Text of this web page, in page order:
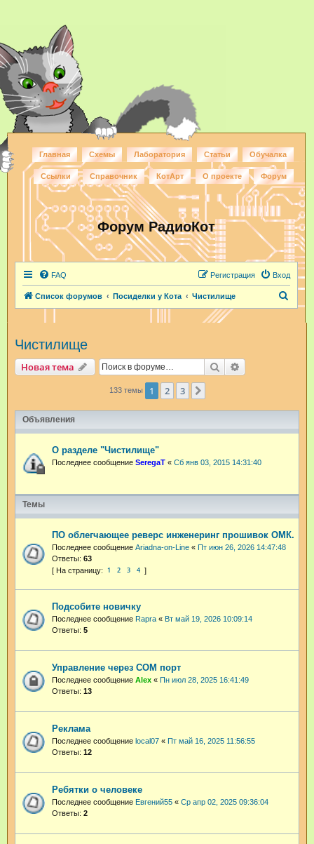
Главная Схемы Лаборатория Статьи Обучалка
Ссылки Справочник КотАрт О проекте Форум
Форум РадиоКот
FAQ Вход
Регистрация
Список форумов Посиделки у Кота Чистилище
Чистилище
Новая тема Поиск
133 темы 1 2 3
Объявления
О разделе "Чистилище"
Последнее сообщение SeregaT « Сб янв 03, 2015 14:31:40
Темы
ПО облегчающее реверс инженеринг прошивок ОМК.
Последнее сообщение Ariadna-on-Line « Пт июн 26, 2026 14:47:48
Ответы: 63
1 2 3 4
Подсобите новичку
Последнее сообщение Rapra « Вт май 19, 2026 10:09:14
Ответы: 5
Управление через COM порт
Последнее сообщение Аlex « Пн июл 28, 2025 16:41:49
Ответы: 13
Реклама
Последнее сообщение local07 « Пт май 16, 2025 11:56:55
Ответы: 12
Ребятки о человеке
Последнее сообщение Евгений55 « Ср апр 02, 2025 09:36:04
Ответы: 2